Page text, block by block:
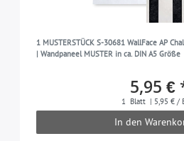
1 MUSTERSTÜCK S-30681 WallFace AP
| Wandpaneel MUSTER in ca. DIN A5 Größe
5,95 €
1 Blatt | 5,95 € /
In den